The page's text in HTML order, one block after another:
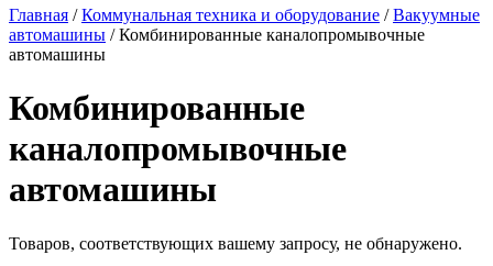
Главная /Коммунальная техника и оборудование /Вакуумные
автомашины / Комбинированные каналопромывочные
автомашины
Комбинированные
каналопромывочные
автомашины
Товаров, соответствующих вашему запросу, не обнаружено.